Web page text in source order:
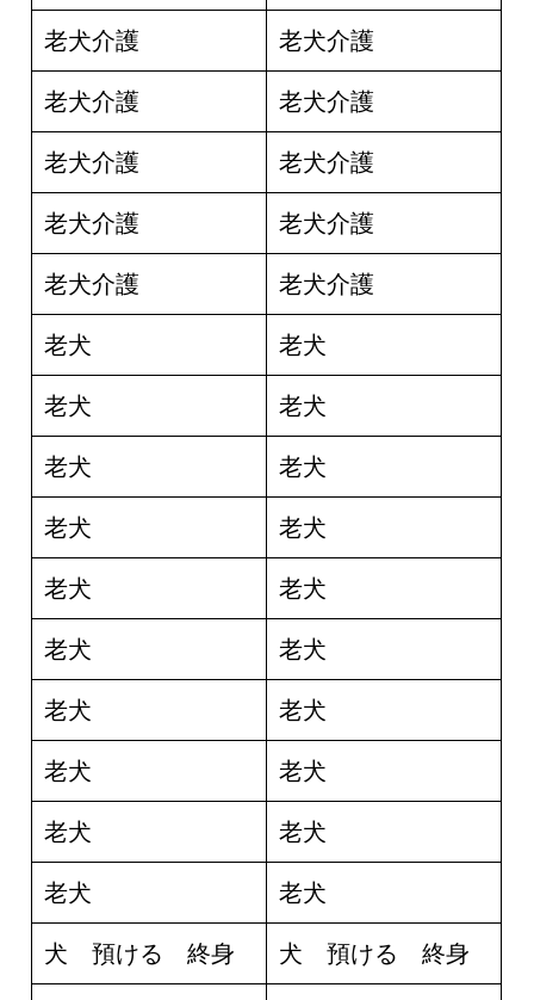
老犬介護 老犬介護
老犬介護 老犬介護
老犬介護 老犬介護
老犬介護 老犬介護
老犬介護 老犬介護
老犬 老犬
老犬 老犬
老犬 老犬
老犬 老犬
老犬 老犬
老犬 老犬
老犬 老犬
老犬 老犬
老犬 老犬
老犬 老犬
犬 預ける 終身 犬 預ける 終身